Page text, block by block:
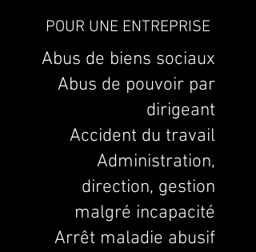
POUR UNE ENTREPRISE
Abus de biens sociaux
Abus de pouvoir par
dirigeant
Accident du travail
Administration,
direction, gestion
malgré incapacité
Arrêt maladie abusif